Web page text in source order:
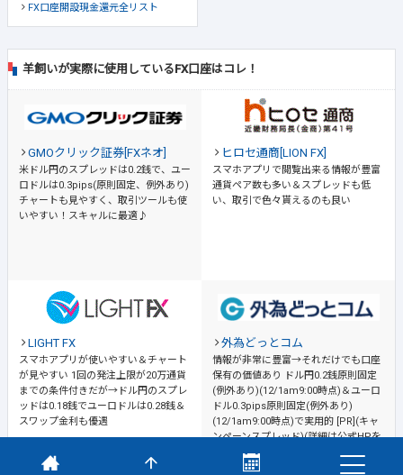
FX口座開設現金還元全リスト
羊飼いが実際に使用しているFX口座はコレ！
GMOクリック証券[FXネオ]
米ドル円のスプレッドは0.2銭で、ユー
ロドルは0.3pips(原則固定、例外あり)
チャートも見やすく、取引ツールも使
いやすい！スキャルに最適♪
ヒロセ通商[LION FX]
スマホアプリで閲覧出来る情報が豊富
通貨ペア数も多い＆スプレッドも低
い、取引で色々貰えるのも良い
LIGHT FX
スマホアプリが使いやすい＆チャート
が見やすい 1回の発注上限が20万通貨
までの条件付きだが→ドル円のスプレ
ッドは0.18銭でユーロドルは0.28銭＆
スワップ金利も優遇
外為どっとコム
情報が非常に豊富→それだけでも口座
保有の価値あり
ドル円0.2銭原則固定
(例外あり)(12/1am9:00時点)＆ユーロ
ドル0.3pips原則固定(例外あり)
(12/1am9:00時点)で実用的 [PR](キャ
ンペーンスプレッド)(詳細は公式HPを
ご確認ください)